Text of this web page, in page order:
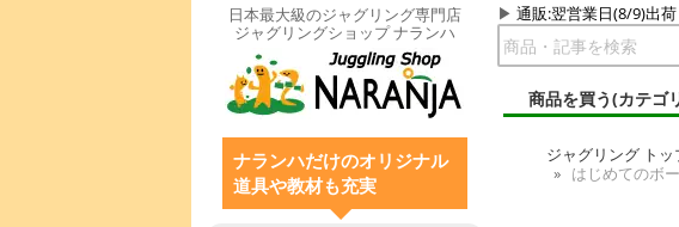
日本最大級のジャグリング専門店
ジャグリングショップ ナランハ
通販:翌営業日(8/9)出荷
商品を買う(カテゴ
ナランハだけのオリジナル
道具や教材も充実
ジャグリングトッ
はじめてのボ